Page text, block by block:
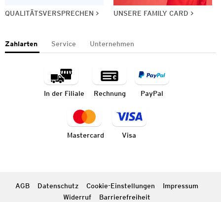
QUALITÄTSVERSPRECHEN UNSERE FAMILY CARD
Zahlarten Service Unternehmen
In der Filiale Rechnung PayPal
Mastercard Visa
AGB Datenschutz Cookie-Einstellungen
Impressum
Widerruf
Barrierefreiheit